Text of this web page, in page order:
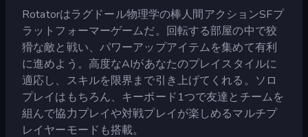
Rotatorはラグドール物理学の棒人間アクションSFプ
ラットフォーマーゲームだ。回転する部屋の中で狡
猾な敵と戦い、パワーアップアイテムを集めて有利
に進めよう。高度なAIがあなたのプレイスタイルに
適応し、スキルを限界まで引き上げてくれる。ソロ
プレイはもちろん、キーボード1つで友達とチームを
組んで協力プレイや対戦プレイが楽しめるマルチプ
レイヤーモードも搭載。